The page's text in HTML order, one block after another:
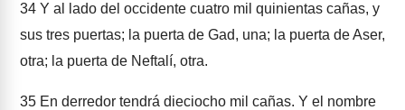
34 Y al lado del occidente cuatro mil quinientas cañas, y
sus tres puertas; la puerta de Gad, una; la puerta de Aser,
otra; la puerta de Neftalí, otra.
35 En derredor tendrá dieciocho mil cañas. Y el nombre